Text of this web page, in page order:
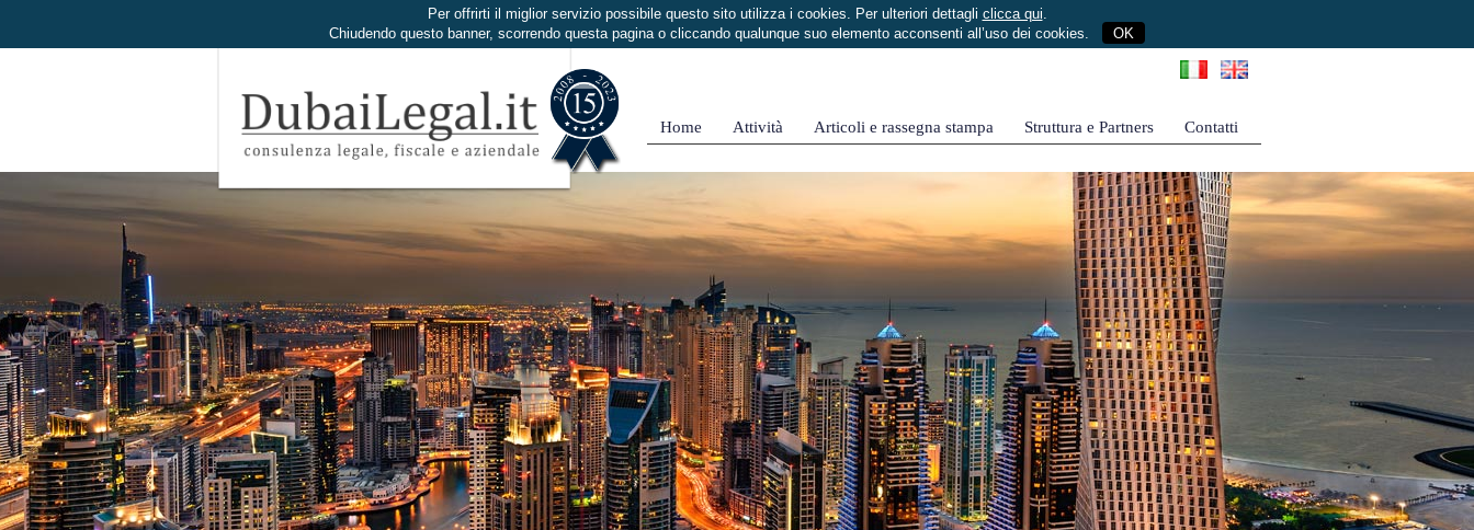
Per offrirti il miglior servizio possibile questo sito utilizza i cookies. Per ulteriori dettagli clicca qui.
Chiudendo questo banner, scorrendo questa pagina o cliccando qualunque suo elemento acconsenti all’uso dei cookies.
OK
Home Attività Articoli e rassegna stampa Struttura e Partners Contatti